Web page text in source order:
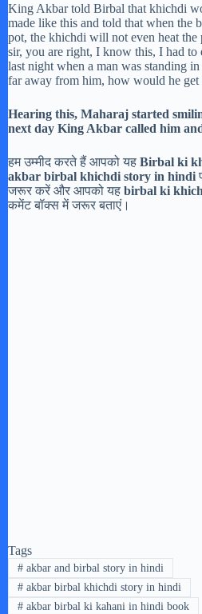
King Akbar told Birbal that khichdi
made like this and told that when the
pot, the khichdi will not even heat the
sir, you are right, I know this, I had
last night when a man was standing
far away from him, how would he get
Hearing this, Maharaj started
next day King Akbar called him
हम उम्मीद करते हैं आपको यह Birbal ki
akbar birbal khichdi story in hindi
जरूर करें और आपको यह birbal ki
कमेंट बॉक्स में जरूर बताएं।
Tags
#akbar and birbal story in hindi
#akbar birbal khichdi story in hindi
#akbar birbal ki kahani in hindi book